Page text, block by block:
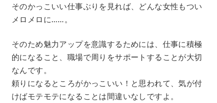
そのかっこいい仕事ぶりを見れば、どんな女性もつい
メロメロに……。
そのため魅力アップを意識するためには、仕事に積極
的になること、職場で周りをサポートすることが大切
なんです。
頼りになるところがかっこいい！と思われて、気が付
けばモテモテになることは間違いなしですよ。